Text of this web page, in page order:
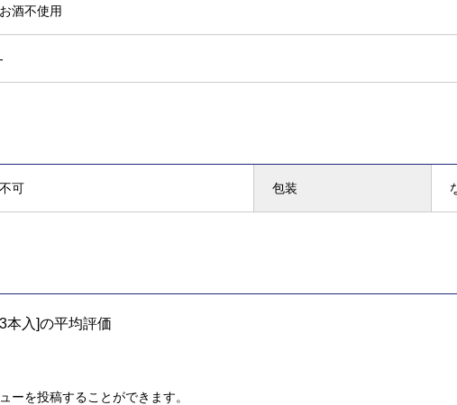
お酒不使用
-
不可 包装
本入]の平均評価
ーを投稿することができます。